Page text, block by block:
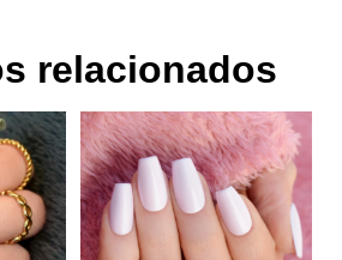
relacionados